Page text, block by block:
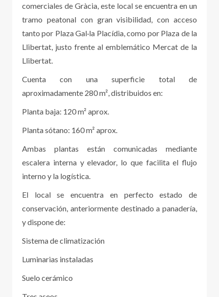
comerciales de Gràcia, este local se encuentra en un
tramo peatonal con gran visibilidad, con acceso
tanto por Plaza Gal·la Placídia, como por Plaza de la
Llibertat, justo frente al emblemático Mercat de la
Llibertat.
Cuenta con una superficie total de
aproximadamente 280 m², distribuidos en:
Planta baja: 120 m² aprox.
Planta sótano: 160 m² aprox.
Ambas plantas están comunicadas mediante
escalera interna y elevador, lo que facilita el flujo
interno y la logística.
El local se encuentra en perfecto estado de
conservación, anteriormente destinado a panadería,
y dispone de:
Sistema de climatización
Luminarias instaladas
Suelo cerámico